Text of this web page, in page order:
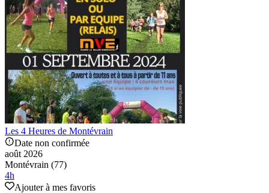
Les 4 Heures de Montévrain
Date non confirmée
août 2026
Montévrain (77)
4h
Ajouter à mes favoris